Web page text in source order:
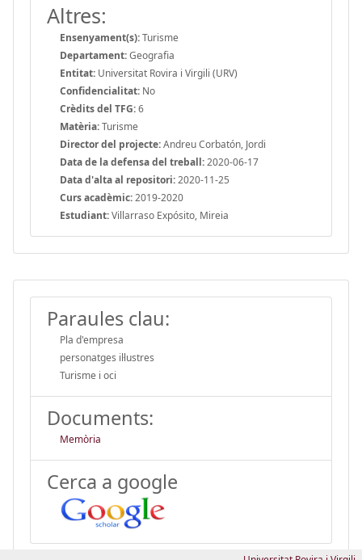
Altres:
Ensenyament(s):Turisme
Departament:Geografia
Entitat: Universitat Rovira i Virgili (URV)
Confidencialitat: No
Crèdits del TFG:6
Matèria:Turisme
Director del projecte:Andreu Corbatón, Jordi
Data de la defensa del treball:2020-06-17
Data d'alta al repositori:2020-11-25
Curs acadèmic:2019-2020
Estudiant:Villarraso Expósito, Mireia
Paraules clau:
Pla d'empresa
personatges il·lustres
Turisme i oci
Documents:
Memòria
Cerca a google